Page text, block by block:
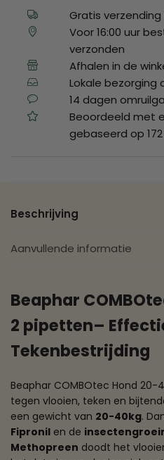
Gratis
Voor 16:00 uur
verzonden
Afhalen in de
Lokale bezorging
14 dagen
Beoordeeld met
gebaseerd op
Beschrijving
Aanvullende informatie
Beaphar
2 pipetten–
Tekenbestrijding
Beaphar COMBOtec Hond
tegen vlooien, teken en
een gewicht van 20-40kg.
Fipronil en de
Methopreen doodt het